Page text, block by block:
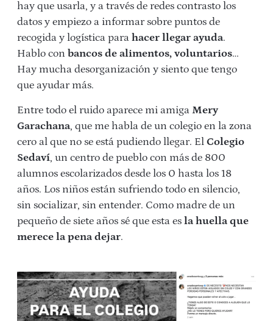
hay que usarla, y a través de redes contrasto los
datos y empiezo a informar sobre puntos de
recogida y logística para hacer llegar ayuda.
Hablo con bancos de alimentos, voluntarios…
Hay mucha desorganización y siento que tengo
que ayudar más.
Entre todo el ruido aparece mi amiga Mery
Garachana, que me habla de un colegio en la zona
cero al que no se está pudiendo llegar. El Colegio
Sedaví, un centro de pueblo con más de 800
alumnos escolarizados desde los 0 hasta los 18
años. Los niños están sufriendo todo en silencio,
sin socializar, sin entender. Como madre de un
pequeño de siete años sé que esta es la huella que
merece la pena dejar.